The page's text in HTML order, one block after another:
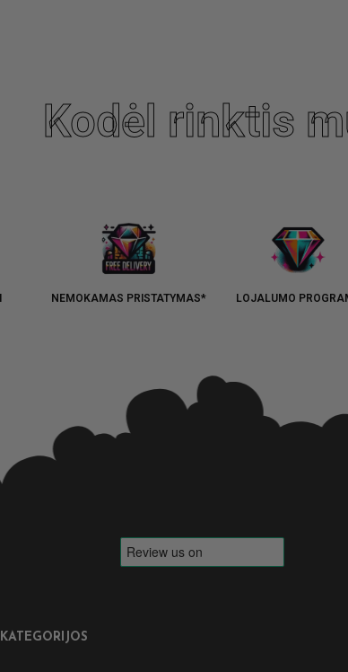
Kodėl rinktis
NEMOKAMAS PRISTATYMAS* LOJALUMO
KATEGORIJOS